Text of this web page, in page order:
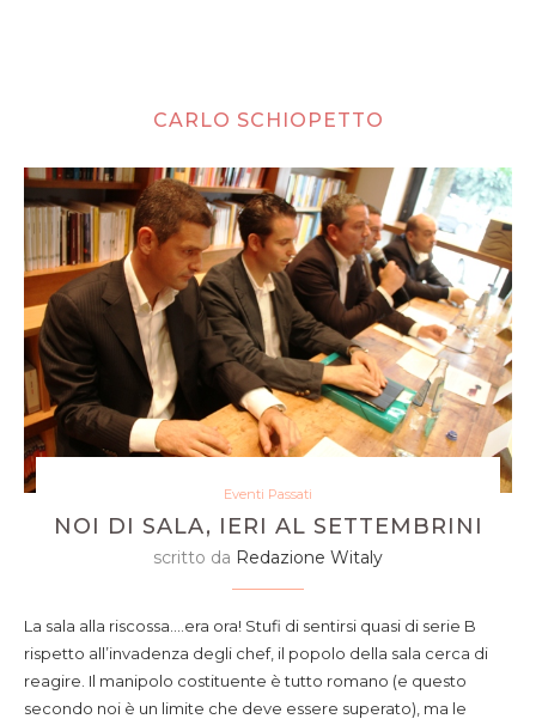
CARLO SCHIOPETTO
Eventi Passati
NOI DI SALA, IERI AL SETTEMBRINI
scritto da Redazione Witaly
La sala alla riscossa….era ora! Stufi di sentirsi quasi di serie B
rispetto all’invadenza degli chef, il popolo della sala cerca di
reagire. Il manipolo costituente è tutto romano (e questo
secondo noi è un limite che deve essere superato), ma le